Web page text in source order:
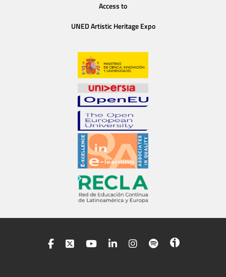
Access to
UNED Artistic Heritage Expo